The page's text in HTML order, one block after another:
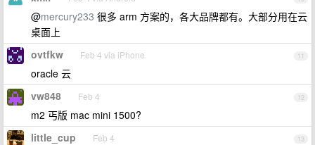
@mercury233 很多 arm 方案的，各大品牌都有。大部分用在云
桌面上
11
ovtfkw Feb 4 via iPhone
oracle 云
12
vw848 Feb 4
m2 丐版 mac mini 1500?
13
little_cup Feb 4